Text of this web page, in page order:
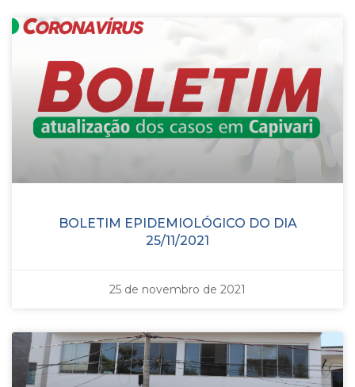
BOLETIM EPIDEMIOLÓGICO DO DIA
25/11/2021
25 de novembro de 2021